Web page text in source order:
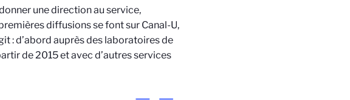
une direction au service,
diffusions se font sur Canal-U,
: d’abord auprès des laboratoires de
de 2015 et avec d’autres services